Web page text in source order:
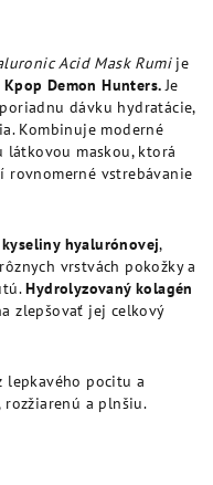
Acid Mask Rumije
Kpop Demon Hunters.Je
dávku hydratácie,
Kombinuje moderné
maskou, ktorá
rovnomerné vstrebávanie
hyalurónovej,
vrstvách pokožky a
Hydrolyzovaný kolagén
zlepšovať jej celkový
lepkavého pocitu a
a plnšiu.